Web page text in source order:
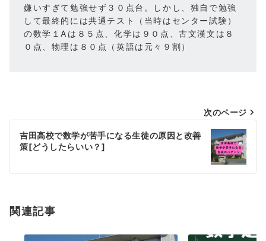
嫌いすぎて勉強せず３０点台。しかし、独自で勉強
して最終的には共通テスト（当時はセンター試験）
の数学１Aは８５点、化学は９０点、古文漢文は８
０点、物理は８０点（英語は元々９割）
稿
ナ
ビ
ー
次のページ
吉田高校で数学が苦手になる生徒の原因と改善
策[どうしたらいい？]
関連記事